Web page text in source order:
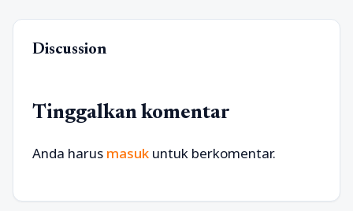
Discussion
Tinggalkan komentar
Anda harus masuk untuk berkomentar.